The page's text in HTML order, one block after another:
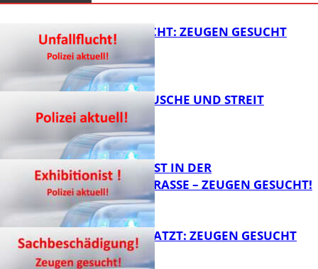
UNFALLFLUCHT: ZEUGEN GESUCHT
KNALLGERÄUSCHE UND STREIT
EXHIBITIONIST IN DER
VELMANNSTRASSE – ZEUGEN GESUCHT!
AUTO ZERKRATZT: ZEUGEN GESUCHT